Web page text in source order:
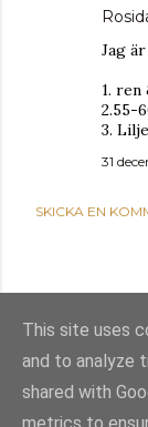
Jag
1.
2.55-
3.
31
SKICKA EN
This site uses
and to analyze
shared with